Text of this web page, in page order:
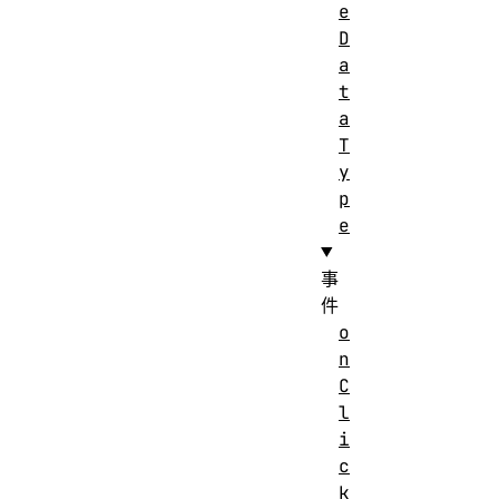
e
D
a
t
a
T
y
p
e
事
件
o
n
C
l
i
c
k